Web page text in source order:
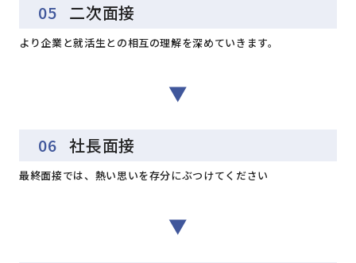
05 二次面接
より企業と就活生との相互の理解を深めていきます。
▼
06 社長面接
最終面接では、熱い思いを存分にぶつけてください
▼